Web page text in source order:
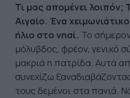
Τι μας απομένει λοιπόν;
Αιγαίο. Ένα
ήλιο στο νησί. Το
μόλυβδος, φρέον, γενικό
μακριά η πατρίδα. Αυτά
συνεχίζω
τους δεμένοι στα πανιά.